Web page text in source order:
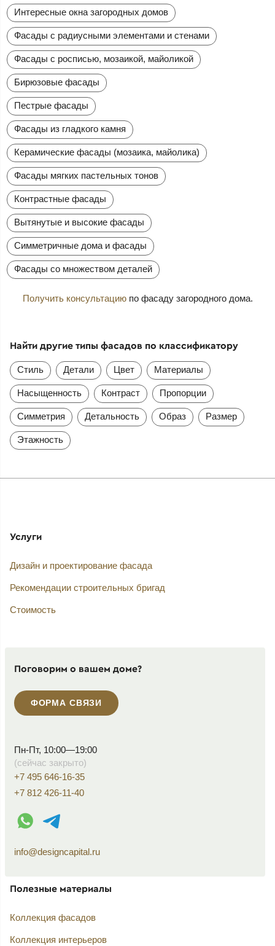
Интересные окна загородных домов
Фасады с радиусными элементами и стенами
Фасады с росписью, мозаикой, майоликой
Бирюзовые фасады
Пестрые фасады
Фасады из гладкого камня
Керамические фасады (мозаика, майолика)
Фасады мягких пастельных тонов
Контрастные фасады
Вытянутые и высокие фасады
Симметричные дома и фасады
Фасады со множеством деталей
Получить консультациюпо фасаду загородного дома.
Найти другие типы фасадов по классификатору
Стиль Детали Цвет Материалы
Насыщенность Контраст Пропорции
Симметрия Детальность Образ Размер
Этажность
Услуги
Дизайн и проектирование фасада
Рекомендации строительных бригад
Стоимость
Поговорим о вашем доме?
ФОРМА СВЯЗИ
Пн-Пт, 10:00—19:00
(сейчас закрыто)
+7 495 646-16-35
+7 812 426-11-40
WhatsApp контакт
Telegram контакт
info@designcapital.ru
Полезные материалы
Коллекция фасадов
Коллекция интерьеров